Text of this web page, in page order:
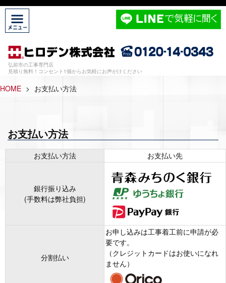
弘前市の工事専門店
見積り無料！コンセント1個からお気軽にお声がけください
HOME > お支払い方法
お支払い方法
お支払い方法 お支払い先
銀行振り込み
(手数料は弊社負担)
分割払い
お申し込みは工事着工前に申請が必
要です。
（クレジットカードはお使いになれ
ません）